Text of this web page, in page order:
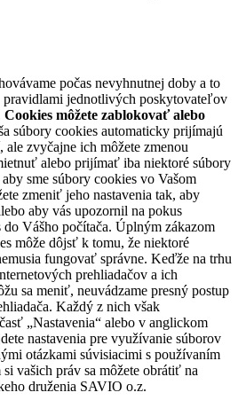
počas nevyhnutnej doby a to
pravidlami jednotlivých poskytovateľov
Cookies môžete zablokovať alebo
súbory cookies automaticky prijímajú
ale zvyčajne ich môžete zmenou
alebo prijímať iba niektoré súbory
sme súbory cookies vo Vašom
zmeniť jeho nastavenia tak, aby
aby vás upozornil na pokus
Vášho počítača. Úplným zákazom
môže dôjsť k tomu, že niektoré
fungovať správne. Keďže na trhu
prehliadačov a ich
sa meniť, neuvádzame presný postup
Každý z nich však
„Nastavenia“ alebo v anglickom
nastavenia pre využívanie súborov
otázkami súvisiacimi s používaním
vašich práv sa môžete obrátiť na
druženia SAVIO o.z.